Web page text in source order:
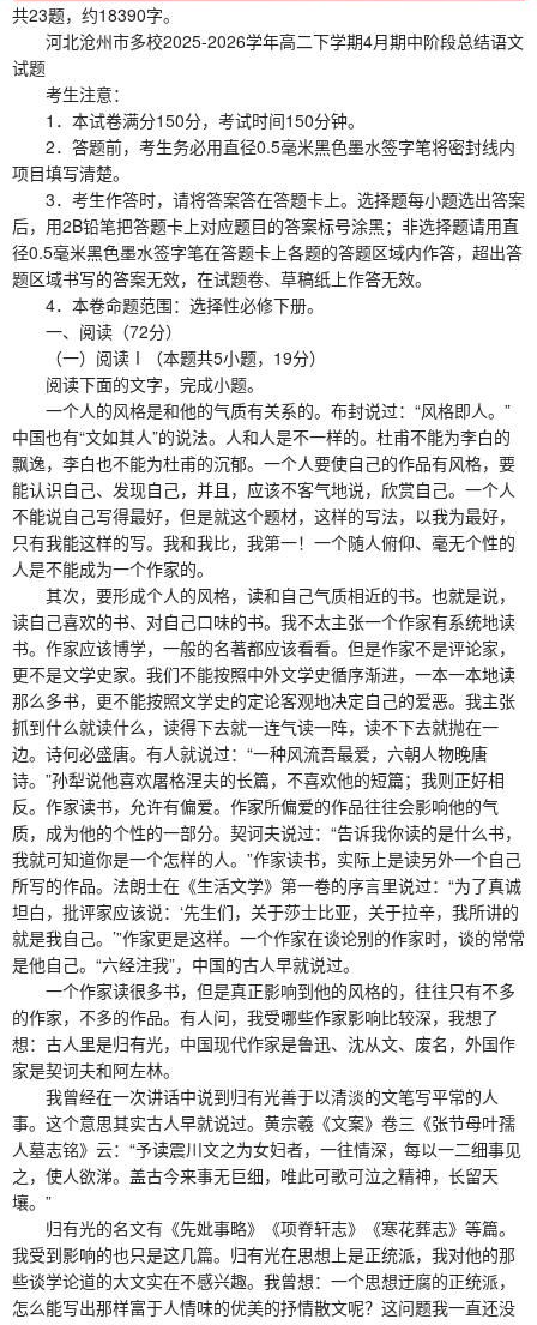
共23题，约18390字。
河北沧州市多校2025-2026学年高二下学期4月期中阶段总结语文
试题
考生注意：
1．本试卷满分150分，考试时间150分钟。
2．答题前，考生务必用直径0.5毫米黑色墨水签字笔将密封线内
项目填写清楚。
3．考生作答时，请将答案答在答题卡上。选择题每小题选出答案
后，用2B铅笔把答题卡上对应题目的答案标号涂黑；非选择题请用直
径0.5毫米黑色墨水签字笔在答题卡上各题的答题区域内作答，超出答
题区域书写的答案无效，在试题卷、草稿纸上作答无效。
4．本卷命题范围：选择性必修下册。
一、阅读（72分）
（一）阅读Ⅰ（本题共5小题，19分）
阅读下面的文字，完成小题。
一个人的风格是和他的气质有关系的。布封说过：“风格即人。”
中国也有“文如其人”的说法。人和人是不一样的。杜甫不能为李白的
飘逸，李白也不能为杜甫的沉郁。一个人要使自己的作品有风格，要
能认识自己、发现自己，并且，应该不客气地说，欣赏自己。一个人
不能说自己写得最好，但是就这个题材，这样的写法，以我为最好，
只有我能这样的写。我和我比，我第一！一个随人俯仰、毫无个性的
人是不能成为一个作家的。
其次，要形成个人的风格，读和自己气质相近的书。也就是说，
读自己喜欢的书、对自己口味的书。我不太主张一个作家有系统地读
书。作家应该博学，一般的名著都应该看看。但是作家不是评论家，
更不是文学史家。我们不能按照中外文学史循序渐进，一本一本地读
那么多书，更不能按照文学史的定论客观地决定自己的爱恶。我主张
抓到什么就读什么，读得下去就一连气读一阵，读不下去就抛在一
边。诗何必盛唐。有人就说过：“一种风流吾最爱，六朝人物晚唐
诗。”孙犁说他喜欢屠格涅夫的长篇，不喜欢他的短篇；我则正好相
反。作家读书，允许有偏爱。作家所偏爱的作品往往会影响他的气
质，成为他的个性的一部分。契诃夫说过：“告诉我你读的是什么书，
我就可知道你是一个怎样的人。”作家读书，实际上是读另外一个自己
所写的作品。法朗士在《生活文学》第一卷的序言里说过：“为了真诚
坦白，批评家应该说：‘先生们，关于莎士比亚，关于拉辛，我所讲的
就是我自己。’”作家更是这样。一个作家在谈论别的作家时，谈的常常
是他自己。“六经注我”，中国的古人早就说过。
一个作家读很多书，但是真正影响到他的风格的，往往只有不多
的作家，不多的作品。有人问，我受哪些作家影响比较深，我想了
想：古人里是归有光，中国现代作家是鲁迅、沈从文、废名，外国作
家是契诃夫和阿左林。
我曾经在一次讲话中说到归有光善于以清淡的文笔写平常的人
事。这个意思其实古人早就说过。黄宗羲《文案》卷三《张节母叶孺
人墓志铭》云：“予读震川文之为女妇者，一往情深，每以一二细事见
之，使人欲涕。盖古今来事无巨细，唯此可歌可泣之精神，长留天
壤。”
归有光的名文有《先妣事略》《项脊轩志》《寒花葬志》等篇。
我受到影响的也只是这几篇。归有光在思想上是正统派，我对他的那
些谈学论道的大文实在不感兴趣。我曾想：一个思想迂腐的正统派，
怎么能写出那样富于人情味的优美的抒情散文呢？这问题我一直还没